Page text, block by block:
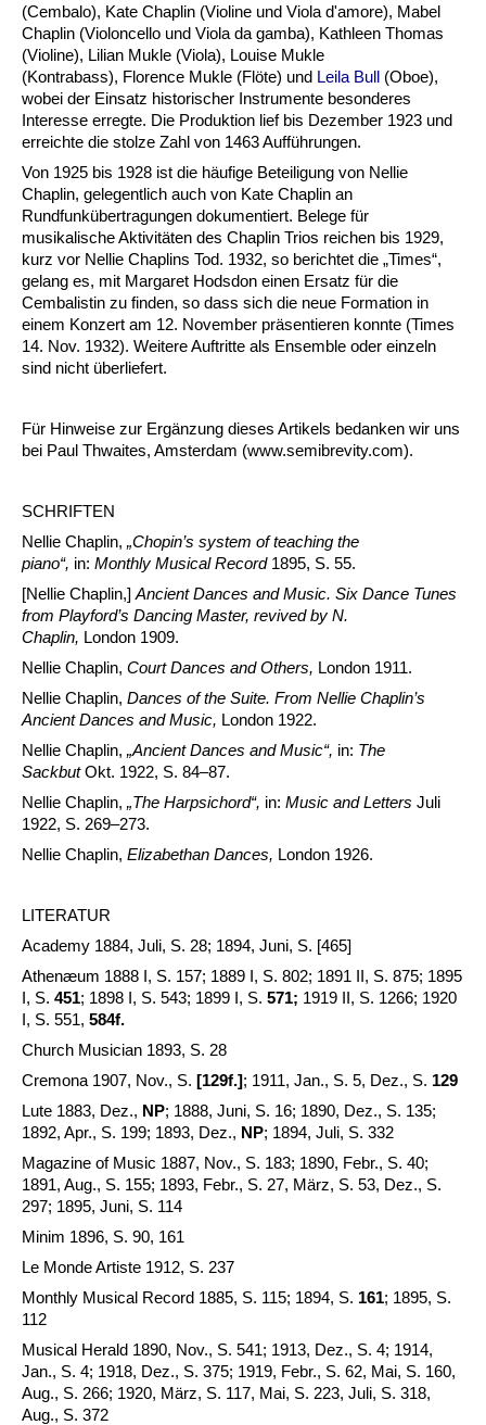
(Cembalo), Kate Chaplin (Violine und Viola d'amore), Mabel
Chaplin (Violoncello und Viola da gamba), Kathleen Thomas
(Violine), Lilian Mukle (Viola), Louise Mukle
(Kontrabass), Florence Mukle (Flöte) und Leila Bull (Oboe),
wobei der Einsatz historischer Instrumente besonderes
Interesse erregte. Die Produktion lief bis Dezember 1923 und
erreichte die stolze Zahl von 1463 Aufführungen.
Von 1925 bis 1928 ist die häufige Beteiligung von Nellie
Chaplin, gelegentlich auch von Kate Chaplin an
Rundfunkübertragungen dokumentiert. Belege für
musikalische Aktivitäten des Chaplin Trios reichen bis 1929,
kurz vor Nellie Chaplins Tod. 1932, so berichtet die „Times“,
gelang es, mit Margaret Hodsdon einen Ersatz für die
Cembalistin zu finden, so dass sich die neue Formation in
einem Konzert am 12. November präsentieren konnte (Times
14. Nov. 1932). Weitere Auftritte als Ensemble oder einzeln
sind nicht überliefert.
Für Hinweise zur Ergänzung dieses Artikels bedanken wir uns
bei Paul Thwaites, Amsterdam (www.semibrevity.com).
SCHRIFTEN
Nellie Chaplin, „Chopin’s system of teaching the
piano“, in: Monthly Musical Record 1895, S. 55.
[Nellie Chaplin,] Ancient Dances and Music. Six Dance Tunes
from Playford’s Dancing Master, revived by N.
Chaplin, London 1909.
Nellie Chaplin, Court Dances and Others, London 1911.
Nellie Chaplin, Dances of the Suite. From Nellie Chaplin’s
Ancient Dances and Music, London 1922.
Nellie Chaplin, „Ancient Dances and Music“, in: The
SackbutOkt. 1922, S. 84–87.
Nellie Chaplin, „The Harpsichord“, in: Music and Letters Juli
1922, S. 269–273.
Nellie Chaplin, Elizabethan Dances, London 1926.
LITERATUR
Academy 1884, Juli, S. 28; 1894, Juni, S. [465]
Athenæum 1888 I, S. 157; 1889 I, S. 802; 1891 II, S. 875; 1895
I, S. 451; 1898 I, S. 543; 1899 I, S. 571; 1919 II, S. 1266; 1920
I, S. 551, 584f.
Church Musician 1893, S. 28
Cremona 1907, Nov., S. [129f.]; 1911, Jan., S. 5, Dez., S. 129
Lute 1883, Dez., NP; 1888, Juni, S. 16; 1890, Dez., S. 135;
1892, Apr., S. 199; 1893, Dez., NP; 1894, Juli, S. 332
Magazine of Music 1887, Nov., S. 183; 1890, Febr., S. 40;
1891, Aug., S. 155; 1893, Febr., S. 27, März, S. 53, Dez., S.
297; 1895, Juni, S. 114
Minim 1896, S. 90, 161
Le Monde Artiste 1912, S. 237
Monthly Musical Record 1885, S. 115; 1894, S. 161; 1895, S.
112
Musical Herald 1890, Nov., S. 541; 1913, Dez., S. 4; 1914,
Jan., S. 4; 1918, Dez., S. 375; 1919, Febr., S. 62, Mai, S. 160,
Aug., S. 266; 1920, März, S. 117, Mai, S. 223, Juli, S. 318,
Aug., S. 372